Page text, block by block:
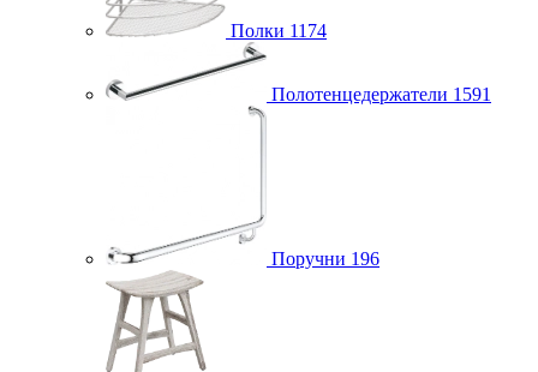
Полки 1174
Полотенцедержатели 1591
Поручни 196